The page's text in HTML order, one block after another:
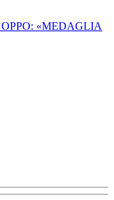
«MEDAGLIA